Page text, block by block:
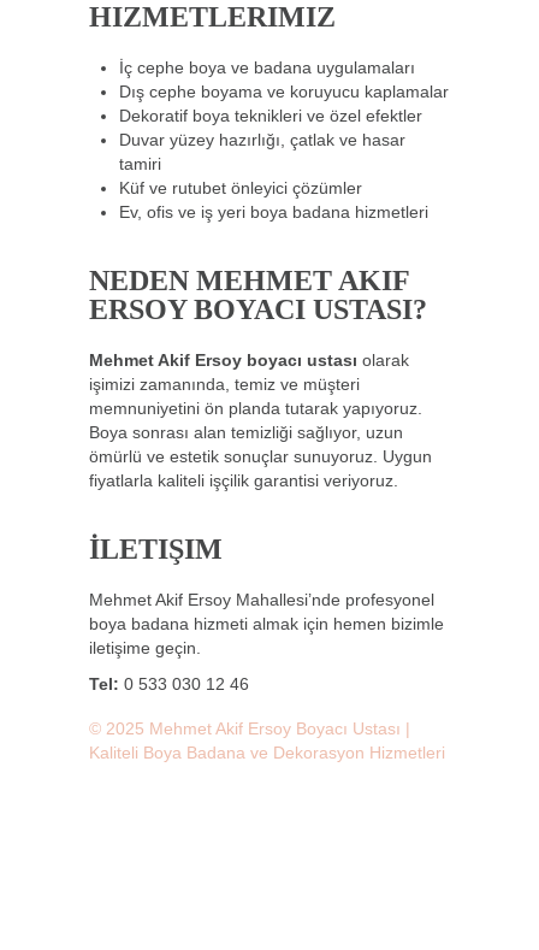
HIZMETLERIMIZ
İç cephe boya ve badana uygulamaları
Dış cephe boyama ve koruyucu kaplamalar
Dekoratif boya teknikleri ve özel efektler
Duvar yüzey hazırlığı, çatlak ve hasar
tamiri
Küf ve rutubet önleyici çözümler
Ev, ofis ve iş yeri boya badana hizmetleri
NEDEN MEHMET AKIF
ERSOY BOYACI USTASI?
Mehmet Akif Ersoy boyacı ustası olarak
işimizi zamanında, temiz ve müşteri
memnuniyetini ön planda tutarak yapıyoruz.
Boya sonrası alan temizliği sağlıyor, uzun
ömürlü ve estetik sonuçlar sunuyoruz. Uygun
fiyatlarla kaliteli işçilik garantisi veriyoruz.
İLETIŞIM
Mehmet Akif Ersoy Mahallesi’nde profesyonel
boya badana hizmeti almak için hemen bizimle
iletişime geçin.
Tel: 0 533 030 12 46
© 2025 Mehmet Akif Ersoy Boyacı Ustası |
Kaliteli Boya Badana ve Dekorasyon Hizmetleri